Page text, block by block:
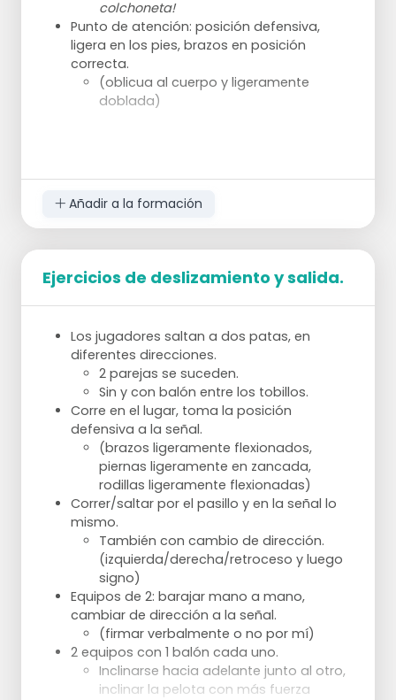
colchoneta!
Punto de atención: posición defensiva,
ligera en los pies, brazos en posición
correcta.
(oblicua al cuerpo y ligeramente
doblada)
Añadir a la formación
Ejercicios de deslizamiento y salida.
Los jugadores saltan a dos patas, en
diferentes direcciones.
2 parejas se suceden.
Sin y con balón entre los tobillos.
Corre en el lugar, toma la posición
defensiva a la señal.
(brazos ligeramente flexionados,
piernas ligeramente en zancada,
rodillas ligeramente flexionadas)
Correr/saltar por el pasillo y en la señal lo
mismo.
También con cambio de dirección.
(izquierda/derecha/retroceso y luego
signo)
Equipos de 2: barajar mano a mano,
cambiar de dirección a la señal.
(firmar verbalmente o no por mí)
2 equipos con 1 balón cada uno.
Inclinarse hacia adelante junto al otro,
inclinar la pelota con más fuerza